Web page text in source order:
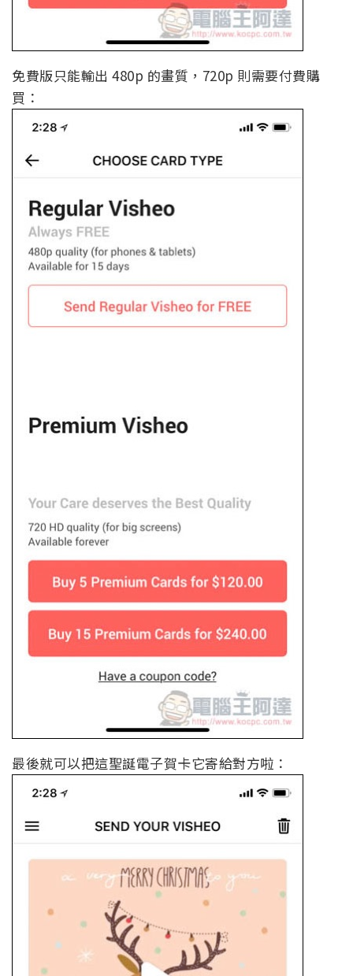
免費版只能輸出 480p 的畫質，720p 則需要付費購
買：
最後就可以把這聖誕電子賀卡它寄給對方啦：